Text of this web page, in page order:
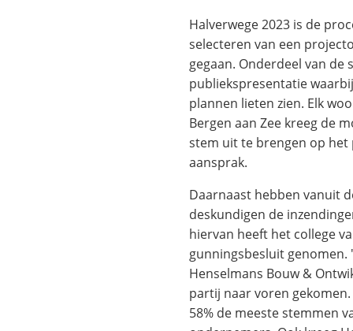
Halverwege 2023 is de
selecteren van een
gegaan. Onderdeel van de
publiekspresentatie
plannen lieten zien. Elk
Bergen aan Zee kreeg de
stem uit te brengen op het
aansprak.
Daarnaast hebben vanuit
deskundigen de
hiervan heeft het college
gunningsbesluit genomen.
Henselmans Bouw &
partij naar voren
58% de meeste stemmen